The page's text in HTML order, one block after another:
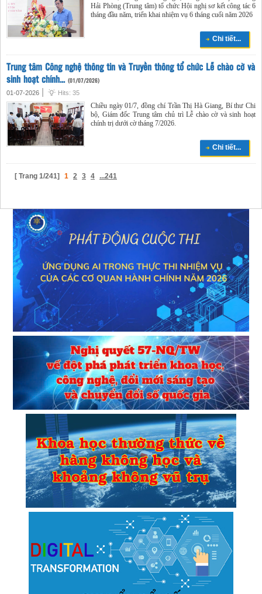
Hải Phòng (Trung tâm) tổ chức Hội nghị sơ kết công tác 6
tháng đầu năm, triển khai nhiệm vụ 6 tháng cuối năm 2026
Chi tiết...
Trung tâm Công nghệ thông tin và Truyền thông tổ chức Lễ chào cờ và
sinh hoạt chính... (01/07/2026)
01-07-2026 Hits: 35
Chiều ngày 01/7, đồng chí Trần Thị Hà Giang, Bí thư Chi
bộ, Giám đốc Trung tâm chủ trì Lễ chào cờ và sinh hoạt
chính trị dưới cờ tháng 7/2026.
Chi tiết...
[ Trang 1/241] 1 2 3 4 ...241